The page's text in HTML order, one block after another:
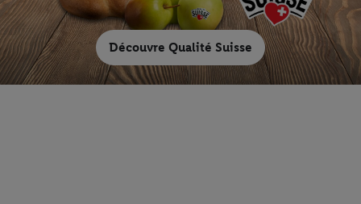
Découvre Qualité Suisse